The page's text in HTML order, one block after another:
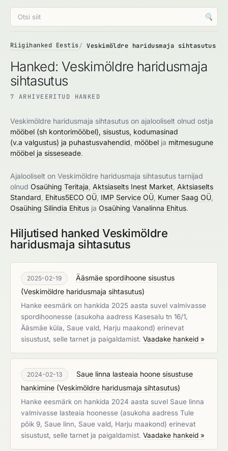
🔍
Riigihanked Eestis Veskimöldre haridusmaja sihtasutus
Hanked: Veskimöldre haridusmaja
sihtasutus
7 ARHIVEERITUD HANKED
Veskimöldre haridusmaja sihtasutus on ajalooliselt olnud ostja
mööbel (sh kontorimööbel), sisustus, kodumasinad
(v.a valgustus) ja puhastusvahendid mööbel ja mitmesugune
mööbel ja sisseseade.
Ajalooliselt on Veskimöldre haridusmaja sihtasutus tarnijad
olnud Osaühing Teritaja Aktsiaselts Inest Market Aktsiaselts
Standard Ehitus5ECO OÜ IMP Service OÜ Kumer Saag OÜ
Osaühing Silindia Ehitus ja Osaühing Vanalinna Ehitus.
Hiljutised hanked Veskimöldre
haridusmaja sihtasutus
2025-02-19
Ääsmäe spordihoone sisustus
(Veskimöldre haridusmaja sihtasutus)
Hanke eesmärk on hankida 2025 aasta suvel valmivasse
spordihoonesse (asukoha aadress Kasesalu tn 16/1,
Ääsmäe küla, Saue vald, Harju maakond) erinevat
sisustust, selle tarnet ja paigaldamist. Vaadake hankeid »
2024-02-13
Saue linna lasteaia hoone sisustuse
hankimine (Veskimöldre haridusmaja sihtasutus)
Hanke eesmärk on hankida 2024 aasta suvel Saue linna
valmivasse lasteaia hoonesse (asukoha aadress Tule
põik 9, Saue linn, Saue vald, Harju maakond) erinevat
sisustust, selle tarnet ja paigaldamist. Vaadake hankeid »